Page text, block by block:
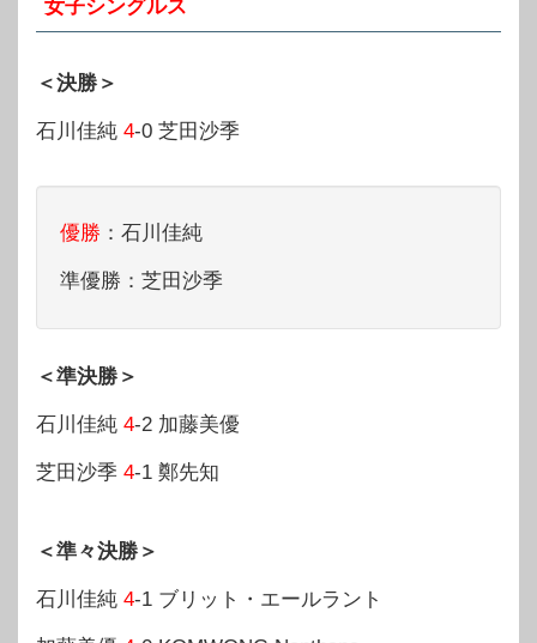
女子シングルス
＜決勝＞
石川佳純 4-0 芝田沙季
優勝 ：石川佳純
準優勝：芝田沙季
＜準決勝＞
石川佳純 4-2 加藤美優
芝田沙季 4-1 鄭先知
＜準々決勝＞
石川佳純 4-1 ブリット・エールラント